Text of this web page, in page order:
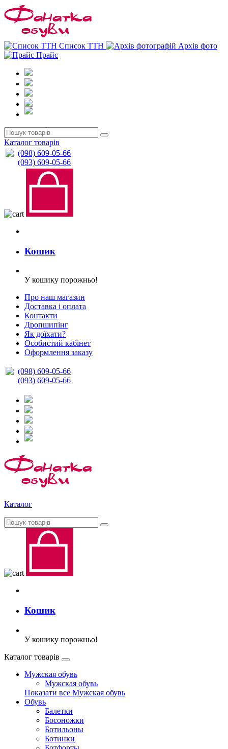
Список ТТН
Архів фото
Прайс
Каталог товарів
(098) 609-05-66
(093) 609-05-66
Кошик
У кошику порожньо!
Про наш магазин
Доставка і оплата
Контакти
Дропшипінг
Як доїхати?
Особистий кабінет
Оформлення заказу
(098) 609-05-66
(093) 609-05-66
Каталог
Кошик
У кошику порожньо!
Каталог товарів
Мужская обувь
Мужская обувь
Показати все Мужская обувь
Обувь
Балетки
Босоножки
Ботильоны
Ботинки